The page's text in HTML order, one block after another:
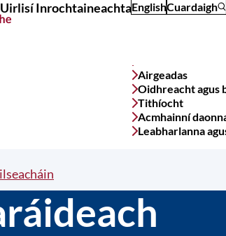
Uirlisí InrochtaineachtaEnglishCuardaigh
Airgeadas
Oidhreacht agus
Tithíocht
Acmhainní
Leabharlanna